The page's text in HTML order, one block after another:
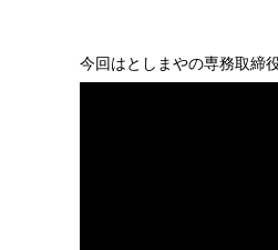
今回はとしまやの専務取締